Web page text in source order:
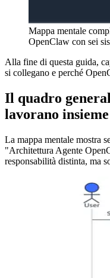
Mappa mentale
OpenClaw con sei
Alla fine di questa guida,
si collegano e perché
Il quadro
lavorano insieme
La mappa mentale mostra
"Architettura Agente
responsabilità distinta, ma